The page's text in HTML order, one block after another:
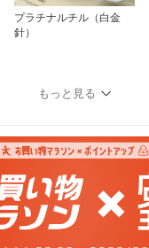
プラチナルチル（白金
針）
もっと見る